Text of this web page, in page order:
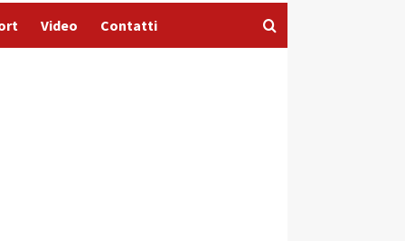
Video Contatti